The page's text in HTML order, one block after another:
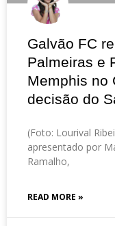
Galvão FC
Palmeiras e
Memphis no
decisão do
(Foto: Lourival
apresentado por
Ramalho,
READ MORE »